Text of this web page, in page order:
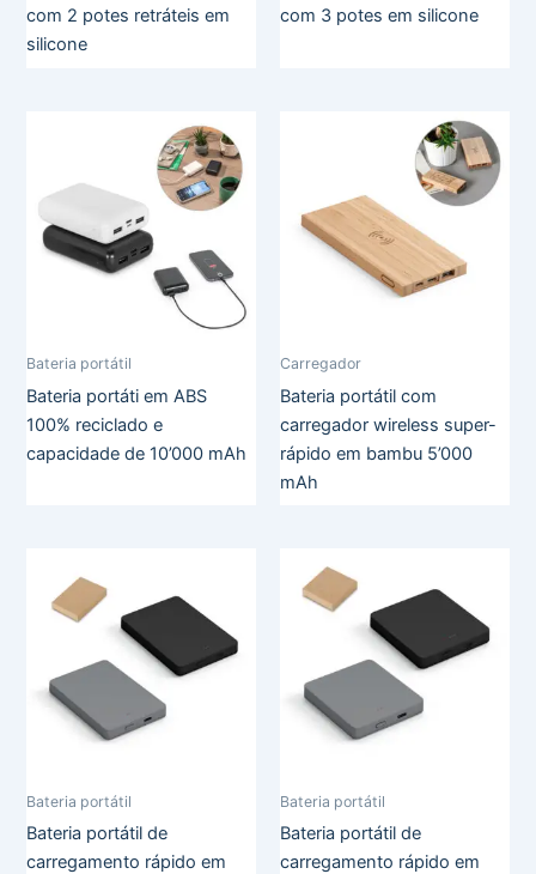
com 2 potes retráteis em
silicone
com 3 potes em silicone
Bateria portátil
Bateria portáti em ABS
100% reciclado e
capacidade de 10’000 mAh
Carregador
Bateria portátil com
carregador wireless super-
rápido em bambu 5’000
mAh
Bateria portátil
Bateria portátil de
carregamento rápido em
Bateria portátil
Bateria portátil de
carregamento rápido em